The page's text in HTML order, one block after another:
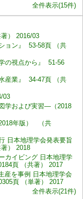
全件表示(15件)
） 2016/03
ョン』 53-58頁 （共
の視点から』 51-56
産業』 34-47頁 （共
03
学および実習―（2018
年版） （共
日本地理学会発表要旨
） 2018
カイビング 日本地理学
頁 （共著） 2017
産を事例 日本地理学会
頁 （単著） 2017
全件表示(21件)